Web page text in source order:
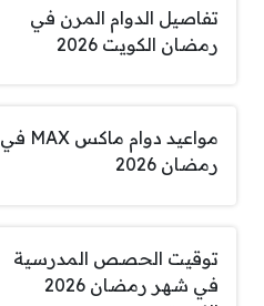
تفاصيل الدوام المرن في
رمضان الكويت 2026
مواعيد دوام ماكس MAX في
رمضان 2026
توقيت الحصص المدرسية
في شهر رمضان 2026